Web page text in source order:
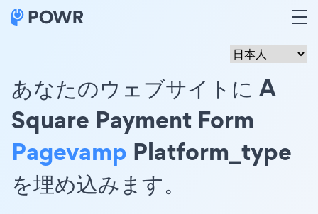
あなたのウェブサイトに A
Square Payment Form
Pagevamp Platform_type
を埋め込みます。